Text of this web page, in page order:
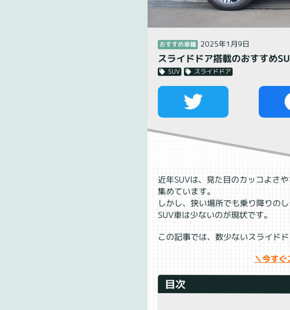
おすすめ車種 2025年1月9日
スライドドア搭載のおすすめ
SUV スライドドア
近年SUVは、見た目のカッコよさ
集めています。
しかし、狭い場所でも乗り降りの
SUV車は少ないのが現状です。
この記事では、数少ないスライド
＼今すぐ
目次